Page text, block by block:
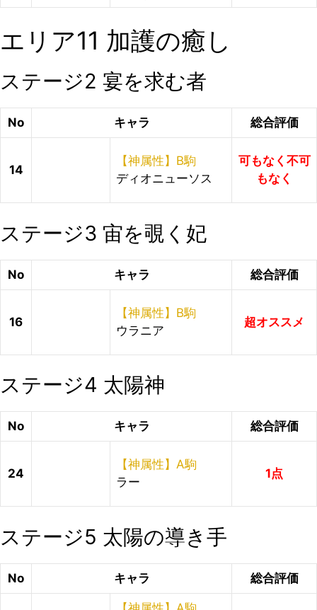
エリア11 加護の癒し
ステージ2 宴を求む者
No キャラ 総合評価
14
【神属性】B駒
ディオニューソス
可もなく不可
もなく
ステージ3 宙を覗く妃
No キャラ 総合評価
16
【神属性】B駒
ウラニア
超オススメ
ステージ4 太陽神
No キャラ 総合評価
24
【神属性】A駒
ラー
1点
ステージ5 太陽の導き手
No キャラ 総合評価